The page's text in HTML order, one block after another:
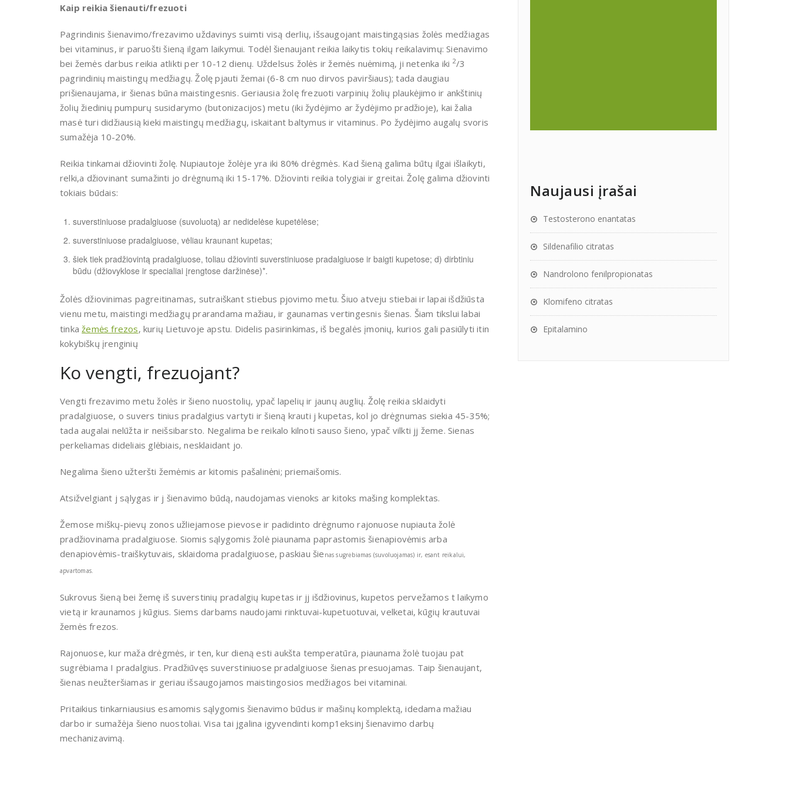
Kaip reikia šienauti/frezuoti
Pagrindinis šienavimo/frezavimo uždavinys suimti visą derlių, išsaugojant maistingąsias žolės medžiagas
bei vitaminus, ir paruošti šieną ilgam laikymui. Todėl šienaujant reikia laikytis tokių reikalavimų: Sienavimo
bei žemės darbus reikia atlikti per 10-12 dienų. Uždelsus žolės ir žemės nuėmimą, ji netenka iki 2/3
pagrindinių maistingų medžiagų. Žolę pjauti žemai (6-8 cm nuo dirvos paviršiaus); tada daugiau
prišienaujama, ir šienas būna maistingesnis. Geriausia žolę frezuoti varpinių žolių plaukėjimo ir ankštinių
žolių žiedinių pum­purų susidarymo (butonizacijos) metu (iki žydėjimo ar žydėjimo pradžioje), kai žalia
masė turi didžiausią kieki maistingų me­džiagų, iskaitant baltymus ir vitaminus. Po žydėjimo augalų svoris
sumažėja 10-20%.
Reikia tinkamai džiovinti žolę. Nupiautoje žolėje yra iki 80% drėgmės. Kad šieną galima būtų ilgai išlaikyti,
relki,a džiovinant sumažinti jo drėgnumą iki 15-17%. Džiovinti reikia tolygiai ir greitai. Žolę galima džiovinti
tokiais būdais:
suverstiniuose pradalgiuose (suvoluotą) ar nedidelėse kupetėlėse;
suverstiniuose pradalgiuose, vėliau kraunant kupetas;
šiek tiek pradžiovintą pradalgiuose, toliau džiovinti suverstiniuose pradalgiuose ir baig­ti kupetose; d) dirbtiniu
būdu (džiovyklose ir specialiai įrengtose daržinėse)*.
Žolės džiovinimas pagreitinamas, sutraiškant stiebus pjovimo metu. Šiuo atveju stiebai ir lapai išdžiūsta
vienu metu, maistingi medžiagų prarandama mažiau, ir gaunamas vertingesnis šienas. Šiam tikslui labai
tinkažemės frezos, kurių Lietuvoje apstu. Didelis pasirinkimas, iš begalės įmonių, kurios gali pasiūlyti itin
kokybiškų įrenginių
Ko vengti, frezuojant?
Vengti frezavimo metu žolės ir šieno nuostolių, ypač lapelių ir jaunų auglių. Žolę reikia sklaidyti
pradalgiuose, o suvers tinius pradalgius vartyti ir šieną krauti j kupetas, kol jo drėgnu­mas siekia 45-35%;
tada augalai nelūžta ir neišsibarsto. Negalima be reikalo kilnoti sauso šieno, ypač vilkti jj žeme. Sienas
perkeliamas dideliais glėbiais, nesklaidant jo.
Negalima šieno užteršti žemėmis ar kitomis pašalinėni; priemaišomis.
Atsižvelgiant j sąlygas ir j šienavimo būdą, naudojamas vie­noks ar kitoks mašing komplektas.
Žemose miškų-pievų zonos užliejamose pievose ir padidinto drėgnumo rajonuose nupiauta žolė
pradžiovinama pradalgiuose. Siomis sąlygomis žolė piaunama paprastomis šienapiovėmis arba
denapiovėmis-traiškytuvais, sklaidoma pradalgiuose, paskiau šie nas sugrėbiamas (suvoluojamas) ir, esant reikalui,
apvartomas.
Sukrovus šieną bei žemę iš suverstinių pradalgių kupetas ir jj iš­džiovinus, kupetos pervežamos t laikymo
vietą ir kraunamos j kūgius. Siems darbams naudojami rinktuvai-kupetuotuvai, velketai, kūgių krautuvai
žemės frezos.
Rajonuose, kur maža drėgmės, ir ten, kur dieną esti aukšta temperatūra, piaunama žolė tuojau pat
sugrėbiama I pradalgius. Pradžiūvęs suverstiniuose pradalgiuose šienas presuojamas. Taip šienaujant,
šienas neužteršiamas ir geriau išsaugojamos maistin­gosios medžiagos bei vitaminai.
Pritaikius tinkarniausius esamomis sąlygomis šienavimo būdus ir mašinų komplektą, idedama mažiau
darbo ir sumažėja šieno nuostoliai. Visa tai jgalina igyvendinti komp1eksinj šienavimo darbų
mechanizavimą.
Naujausi įrašai
Testosterono enantatas
Sildenafilio citratas
Nandrolono fenilpropionatas
Klomifeno citratas
Epitalamino